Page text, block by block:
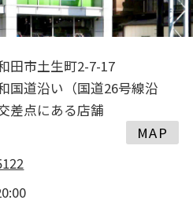
田市土生町2-7-17
国道沿い（国道26号線沿
差点にある店舗
MAP